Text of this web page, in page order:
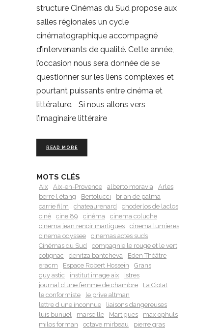
structure Cinémas du Sud propose aux
salles régionales un cycle
cinématographique accompagné
d’intervenants de qualité. Cette année,
l’occasion nous sera donnée de se
questionner sur les liens complexes et
pourtant puissants entre cinéma et
littérature. Si nous allons vers
l’imaginaire littéraire
READ MORE
MOTS CLÉS
Aix Aix-en-Provence alberto moravia
Arles
berre l étang
Bertolucci
brian de palma
carrie film
chateaurenard
choderlos de laclos
ciné
cine 89 cinéma
cinema coluche
cinema jean renoir martigues
cinema lumieres
cinema odyssee
cinemas actes suds
Cinémas du Sud
compagnie le rouge et le vert
cotignac
denitza bantcheva
Eden Théâtre
eracm
Espace Robert Hossein
Grans
guy astic
institut image aix
Istres
journal d une femme de chambre
La Ciotat
le conformiste
le prive altman
lettre d une inconnue
liaisons dangereuses
luis bunuel
marseille Martigues
max ophuls
milos forman
octave mirbeau pierre gras